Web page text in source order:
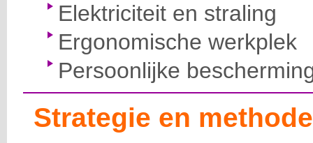
Elektriciteit en straling
Ergonomische werkplek
Persoonlijke
Strategie en